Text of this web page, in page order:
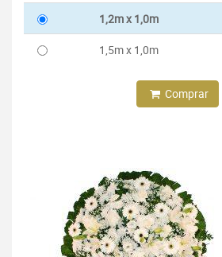
1,2m x 1,0m
1,5m x 1,0m
Comprar